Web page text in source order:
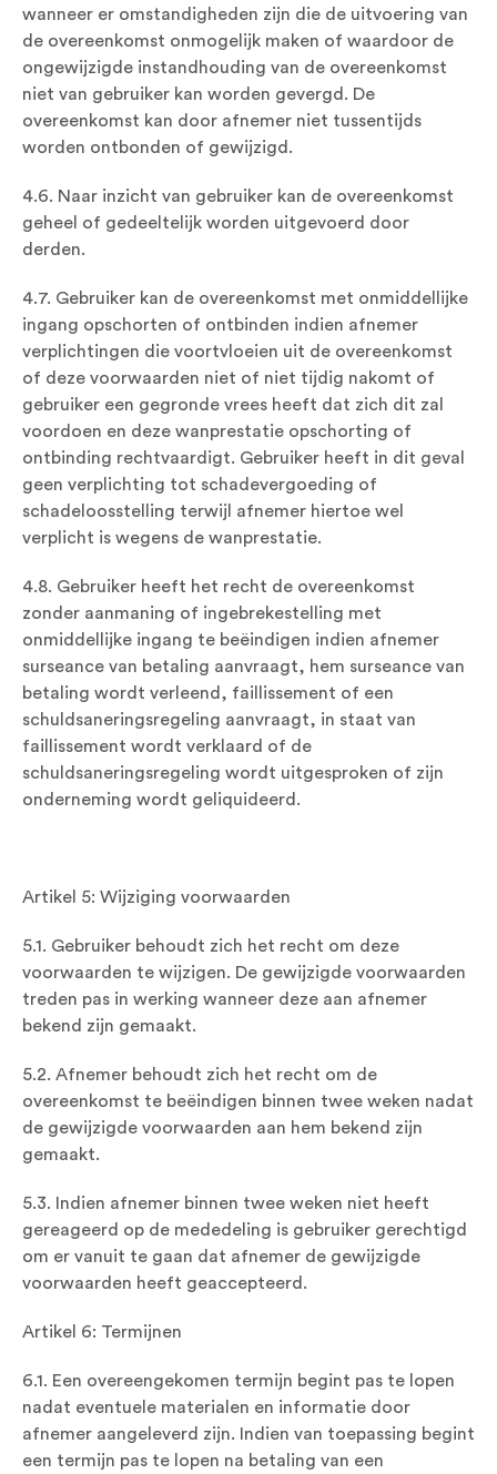
wanneer er omstandigheden zijn die de uitvoering van
de overeenkomst onmogelijk maken of waardoor de
ongewijzigde instandhouding van de overeenkomst
niet van gebruiker kan worden gevergd. De
overeenkomst kan door afnemer niet tussentijds
worden ontbonden of gewijzigd.
4.6. Naar inzicht van gebruiker kan de overeenkomst
geheel of gedeeltelijk worden uitgevoerd door
derden.
4.7. Gebruiker kan de overeenkomst met onmiddellijke
ingang opschorten of ontbinden indien afnemer
verplichtingen die voortvloeien uit de overeenkomst
of deze voorwaarden niet of niet tijdig nakomt of
gebruiker een gegronde vrees heeft dat zich dit zal
voordoen en deze wanprestatie opschorting of
ontbinding rechtvaardigt. Gebruiker heeft in dit geval
geen verplichting tot schadevergoeding of
schadeloosstelling terwijl afnemer hiertoe wel
verplicht is wegens de wanprestatie.
4.8. Gebruiker heeft het recht de overeenkomst
zonder aanmaning of ingebrekestelling met
onmiddellijke ingang te beëindigen indien afnemer
surseance van betaling aanvraagt, hem surseance van
betaling wordt verleend, faillissement of een
schuldsaneringsregeling aanvraagt, in staat van
faillissement wordt verklaard of de
schuldsaneringsregeling wordt uitgesproken of zijn
onderneming wordt geliquideerd.
Artikel 5: Wijziging voorwaarden
5.1. Gebruiker behoudt zich het recht om deze
voorwaarden te wijzigen. De gewijzigde voorwaarden
treden pas in werking wanneer deze aan afnemer
bekend zijn gemaakt.
5.2. Afnemer behoudt zich het recht om de
overeenkomst te beëindigen binnen twee weken nadat
de gewijzigde voorwaarden aan hem bekend zijn
gemaakt.
5.3. Indien afnemer binnen twee weken niet heeft
gereageerd op de mededeling is gebruiker gerechtigd
om er vanuit te gaan dat afnemer de gewijzigde
voorwaarden heeft geaccepteerd.
Artikel 6: Termijnen
6.1. Een overeengekomen termijn begint pas te lopen
nadat eventuele materialen en informatie door
afnemer aangeleverd zijn. Indien van toepassing begint
een termijn pas te lopen na betaling van een